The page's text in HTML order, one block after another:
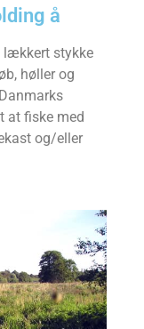
å
lækkert stykke
høller og
at fiske med
og/eller